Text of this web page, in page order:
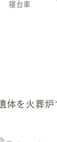
寝台車
体を火葬